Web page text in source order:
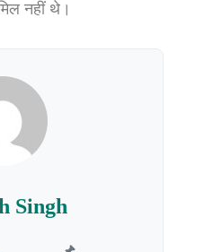
नहीं थे।
Singh